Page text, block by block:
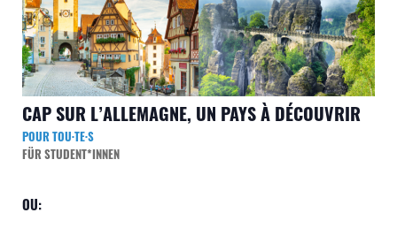
CAP SUR L’ALLEMAGNE, UN PAYS À DÉCOUVRIR
FÜR STUDENT*INNEN
POUR TOU·TE·S
OU: